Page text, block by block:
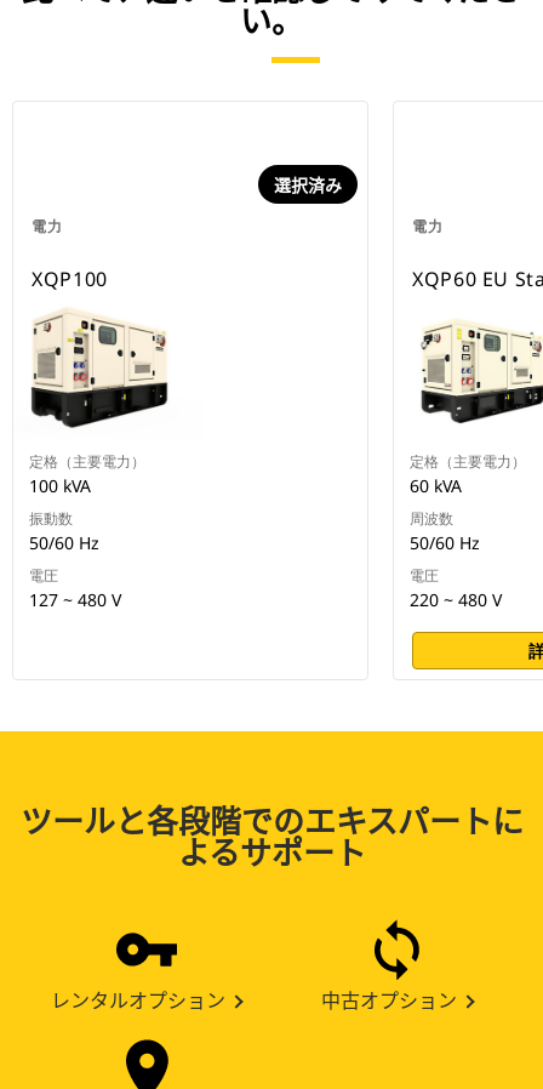
い。
電力
選択済み
XQP100
定格（主要電力）
100 kVA
振動数
50/60 Hz
電圧
127 ~ 480 V
電力
XQP60 EU
定格（主要電力）
60 kVA
周波数
50/60 Hz
電圧
220 ~ 480 V
ツールと各段階でのエキスパートに
よるサポート
レンタルオプション 中古オプション